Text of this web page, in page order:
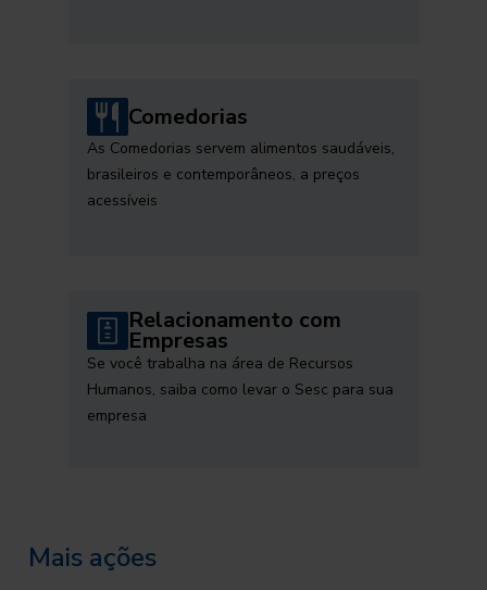
Comedorias
As Comedorias servem alimentos saudáveis,
brasileiros e contemporâneos, a preços
acessíveis
Relacionamento com
Empresas
Se você trabalha na área de Recursos
Humanos, saiba como levar o Sesc para sua
empresa
Mais ações